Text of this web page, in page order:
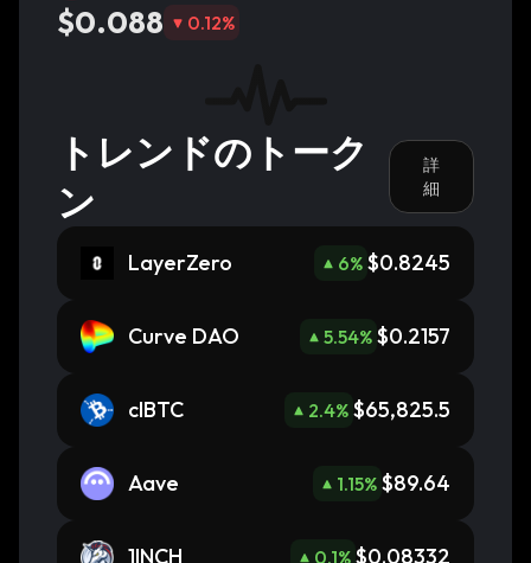
$0.088 0.12%
トレンドのトーク
ン
詳
細
LayerZero 6% $0.8245
Curve DAO 5.54% $0.2157
clBTC 2.4% $65,825.5
Aave 1.15% $89.64
1INCH 0.1% $0.08332